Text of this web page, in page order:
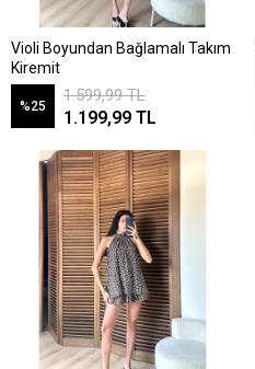
Violi Boyundan Bağlamalı Takım
Kiremit
%25
1.599,99 TL
1.199,99 TL